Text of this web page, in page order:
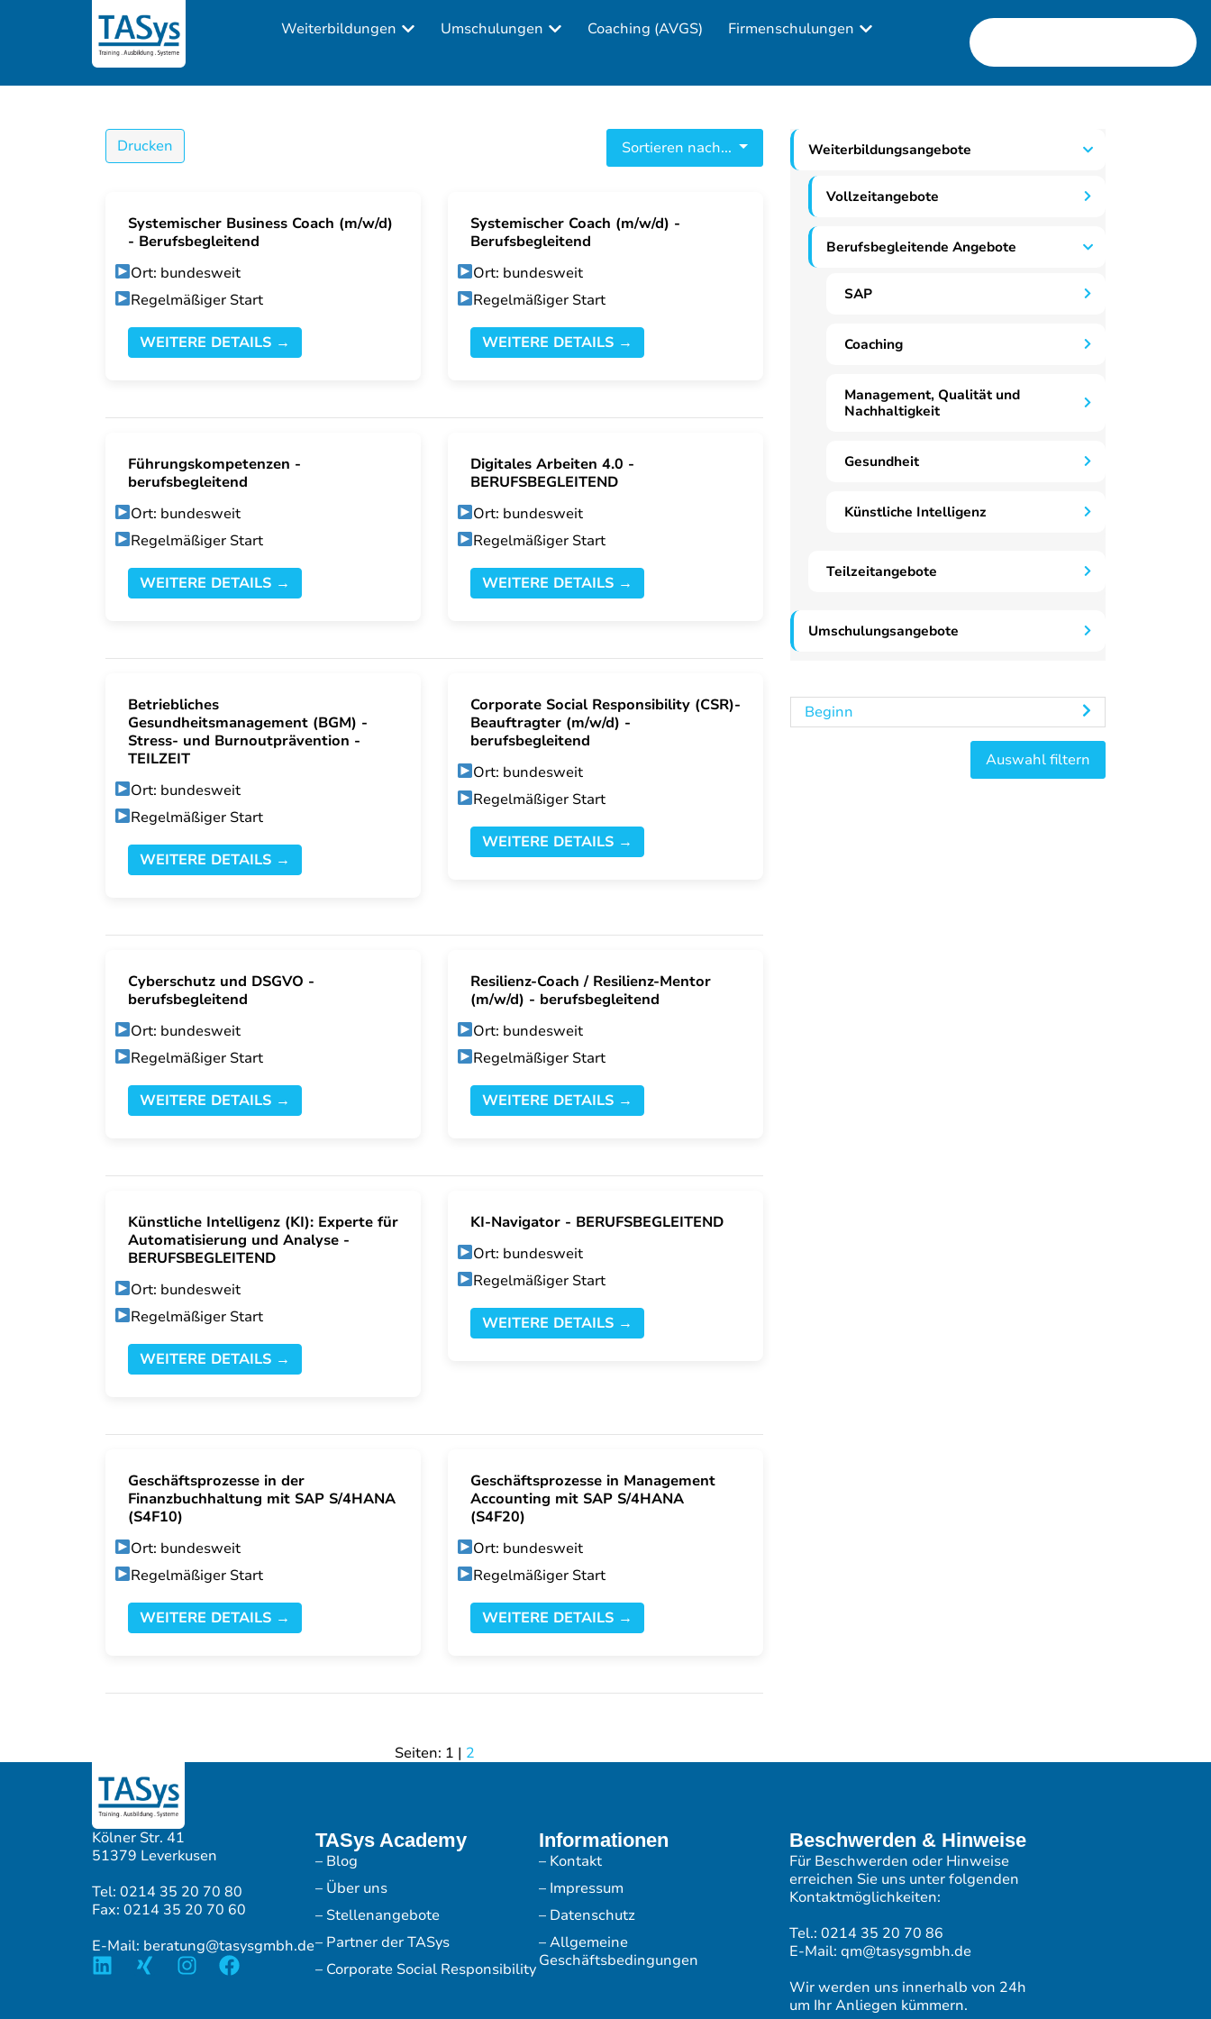
Weiterbildungen Umschulungen Coaching (AVGS) Firmenschulungen
Drucken Sortieren nach...
Systemischer Business Coach (m/w/d)
- Berufsbegleitend
Ort: bundesweit
Regelmäßiger Start
WEITERE DETAILS →
Systemischer Coach (m/w/d) -
Berufsbegleitend
Ort: bundesweit
Regelmäßiger Start
WEITERE DETAILS →
Führungskompetenzen -
berufsbegleitend
Ort: bundesweit
Regelmäßiger Start
WEITERE DETAILS →
Digitales Arbeiten 4.0 -
BERUFSBEGLEITEND
Ort: bundesweit
Regelmäßiger Start
WEITERE DETAILS →
Betriebliches
Gesundheitsmanagement (BGM) -
Stress- und Burnoutprävention -
TEILZEIT
Ort: bundesweit
Regelmäßiger Start
WEITERE DETAILS →
Corporate Social Responsibility (CSR)-
Beauftragter (m/w/d) -
berufsbegleitend
Ort: bundesweit
Regelmäßiger Start
WEITERE DETAILS →
Cyberschutz und DSGVO -
berufsbegleitend
Ort: bundesweit
Regelmäßiger Start
WEITERE DETAILS →
Resilienz-Coach / Resilienz-Mentor
(m/w/d) - berufsbegleitend
Ort: bundesweit
Regelmäßiger Start
WEITERE DETAILS →
Künstliche Intelligenz (KI): Experte für
Automatisierung und Analyse -
BERUFSBEGLEITEND
Ort: bundesweit
Regelmäßiger Start
WEITERE DETAILS →
KI-Navigator - BERUFSBEGLEITEND
Ort: bundesweit
Regelmäßiger Start
WEITERE DETAILS →
Geschäftsprozesse in der
Finanzbuchhaltung mit SAP S/4HANA
(S4F10)
Ort: bundesweit
Regelmäßiger Start
WEITERE DETAILS →
Geschäftsprozesse in Management
Accounting mit SAP S/4HANA
(S4F20)
Ort: bundesweit
Regelmäßiger Start
WEITERE DETAILS →
Seiten: 1 | 2
Weiterbildungsangebote
Vollzeitangebote
Berufsbegleitende Angebote
SAP
Coaching
Management, Qualität und
Nachhaltigkeit
Gesundheit
Künstliche Intelligenz
Teilzeitangebote
Umschulungsangebote
Beginn
Kölner Str. 41
51379 Leverkusen
Tel: 0214 35 20 70 80
Fax: 0214 35 20 70 60
E-Mail: beratung@tasysgmbh.de
TASys Academy
– Blog
– Über uns
– Stellenangebote
– Partner der TASys
– Corporate Social Responsibility
Informationen
– Kontakt
– Impressum
– Datenschutz
– Allgemeine
Geschäftsbedingungen
Beschwerden & Hinweise
Für Beschwerden oder Hinweise
erreichen Sie uns unter folgenden
Kontaktmöglichkeiten:
Tel.: 0214 35 20 70 86
E-Mail: qm@tasysgmbh.de
Wir werden uns innerhalb von 24h
um Ihr Anliegen kümmern.